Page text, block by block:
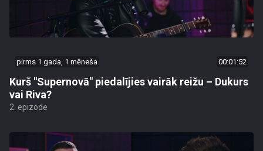
pirms 1 gada, 1 mēneša 00:01:52
Kurš "Supernovā" piedalījies vairāk reižu – Dukurs
vai Riva?
2. epizode